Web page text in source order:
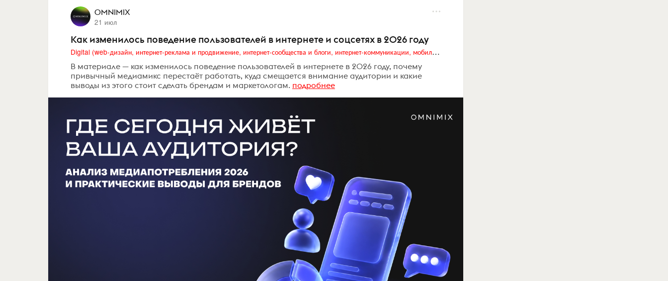
OMNIMIX
21 июл
Как изменилось поведение пользователей в интернете и соцсетях в 2026 году
Digital (web-дизайн, интернет-реклама и продвижение, интернет-сообщества и блоги, интернет-коммуникации, мобильный маркетинг, реклама на цифровых экранах)
В материале — как изменилось поведение пользователей в интернете в 2026 году, почему
привычный медиамикс перестаёт работать, куда смещается внимание аудитории и какие
выводы из этого стоит сделать брендам и маркетологам. подробнее